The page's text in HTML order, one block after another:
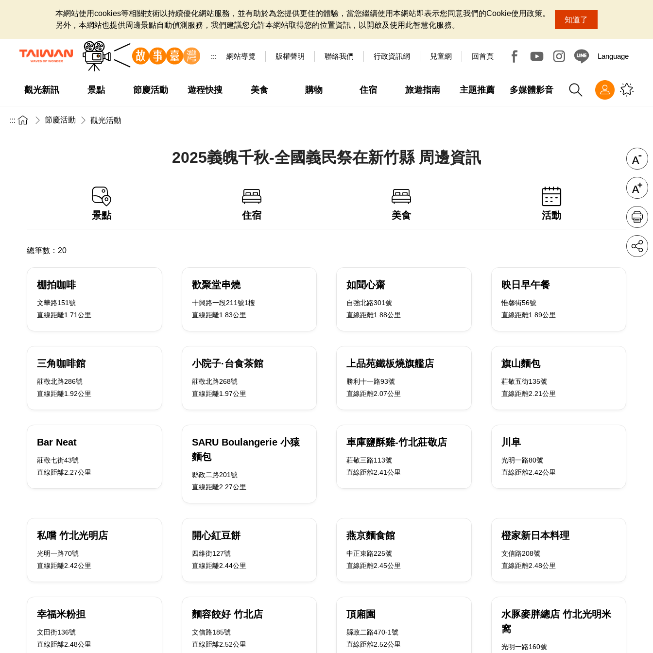
本網站使用cookies等相關技術以持續優化網站服務，並有助於為您提供更佳的體驗，當您繼續使用本網站即表示您同意我們的Cookie使用政策。
另外，本網站也提供周邊景點自動偵測服務，我們建議您允許本網站取得您的位置資訊，以開啟及使用此智慧化服務。
知道了
::: 網站導覽 版權聲明 聯絡我們 行政資訊網 兒童網 回首頁 Language
觀光新訊 景點 節慶活動 遊程快搜 美食 購物 住宿 旅遊指南 主題推薦 多媒體影音
::: 節慶活動 觀光活動
2025義魄千秋-全國義民祭在新竹縣 周邊資訊
景點 住宿 美食 活動
總筆數： 20
棚拍咖啡
文華路151號
直線距離1.71公里
歡聚堂串燒
十興路一段211號1樓
直線距離1.83公里
如聞心齋
自強北路301號
直線距離1.88公里
映日早午餐
惟馨街56號
直線距離1.89公里
三角咖啡館
莊敬北路286號
直線距離1.92公里
小院子·台食茶館
莊敬北路268號
直線距離1.97公里
上品苑鐵板燒旗艦店
勝利十一路93號
直線距離2.07公里
旗山麵包
莊敬五街135號
直線距離2.21公里
Bar Neat
莊敬七街43號
直線距離2.27公里
SARU Boulangerie 小猿
麵包
縣政二路201號
直線距離2.27公里
車庫鹽酥雞-竹北莊敬店
莊敬三路113號
直線距離2.41公里
川阜
光明一路80號
直線距離2.42公里
私嚐 竹北光明店
光明一路70號
直線距離2.42公里
開心紅豆餅
四維街127號
直線距離2.44公里
燕京麵食館
中正東路225號
直線距離2.45公里
橙家新日本料理
文信路208號
直線距離2.48公里
幸福米粉担
文田街136號
直線距離2.48公里
麵容餃好 竹北店
文信路185號
直線距離2.52公里
頂廂園
縣政二路470-1號
直線距離2.52公里
水豚麥胖總店 竹北光明米
窩
光明一路160號